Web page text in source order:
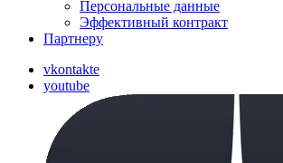
Персональные данные
Эффективный контракт
Партнеру
vkontakte
youtube